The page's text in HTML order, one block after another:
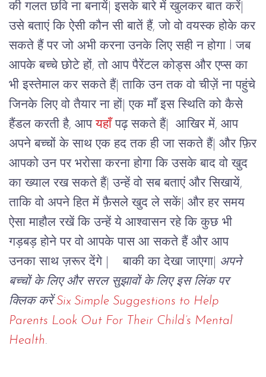
की गलत छवि ना बनायें| इसके बारे में खुलकर बात करें|
उसे बताएं कि ऐसी कौन सी बातें हैं, जो वो वयस्क होके कर
सकते हैं पर जो अभी करना उनके लिए सही न होगा l जब
आपके बच्चे छोटे हों, तो आप पैरेंटल कोड्स और एप्स का
भी इस्तेमाल कर सकते हैं| ताकि उन तक वो चीज़ें ना पहुंचे
जिनके लिए वो तैयार ना हों| एक माँ इस स्थिति को कैसे
हैंडल करती है, आपयहाँ पढ़ सकते हैं|
आखिर में, आप
अपने बच्चों के साथ एक हद तक ही जा सकते हैं| और फ़िर
आपको उन पर भरोसा करना होगा कि उसके बाद वो खुद
का ख्याल रख सकते हैं| उन्हें वो सब बताएं और सिखायें,
ताकि वो अपने हित में फ़ैसले खुद ले सकें| और हर समय
ऐसा माहौल रखें कि उन्हें ये आश्वासन रहे कि कुछ भी
गड़बड़ होने पर वो आपके पास आ सकते हैं और आप
उनका साथ ज़रूर देंगे |
बाकी का देखा जाएगा|
अपने
बच्चों के लिए और सरल सुझावों के लिए इस लिंक पर
क्लिक करें Six Simple Suggestions to Help
Parents Look Out For Their Child’s Mental
Health.